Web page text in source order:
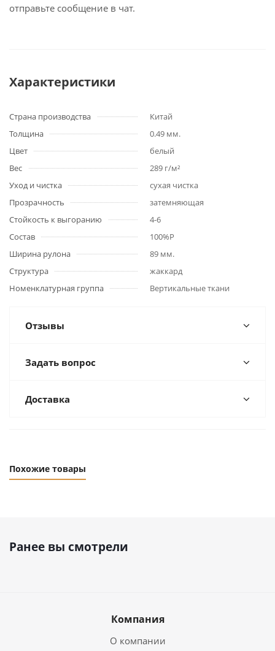
отправьте сообщение в чат.
Характеристики
Страна производства
Китай
Толщина
0.49 мм.
Цвет
белый
Вес
289 г/м²
Уход и чистка
сухая чистка
Прозрачность
затемняющая
Стойкость к выгоранию
4-6
Состав
100%P
Ширина рулона
89 мм.
Структура
жаккард
Номенклатурная группа
Вертикальные ткани
Отзывы
Задать вопрос
Доставка
Похожие товары
Ранее вы смотрели
Компания
О компании